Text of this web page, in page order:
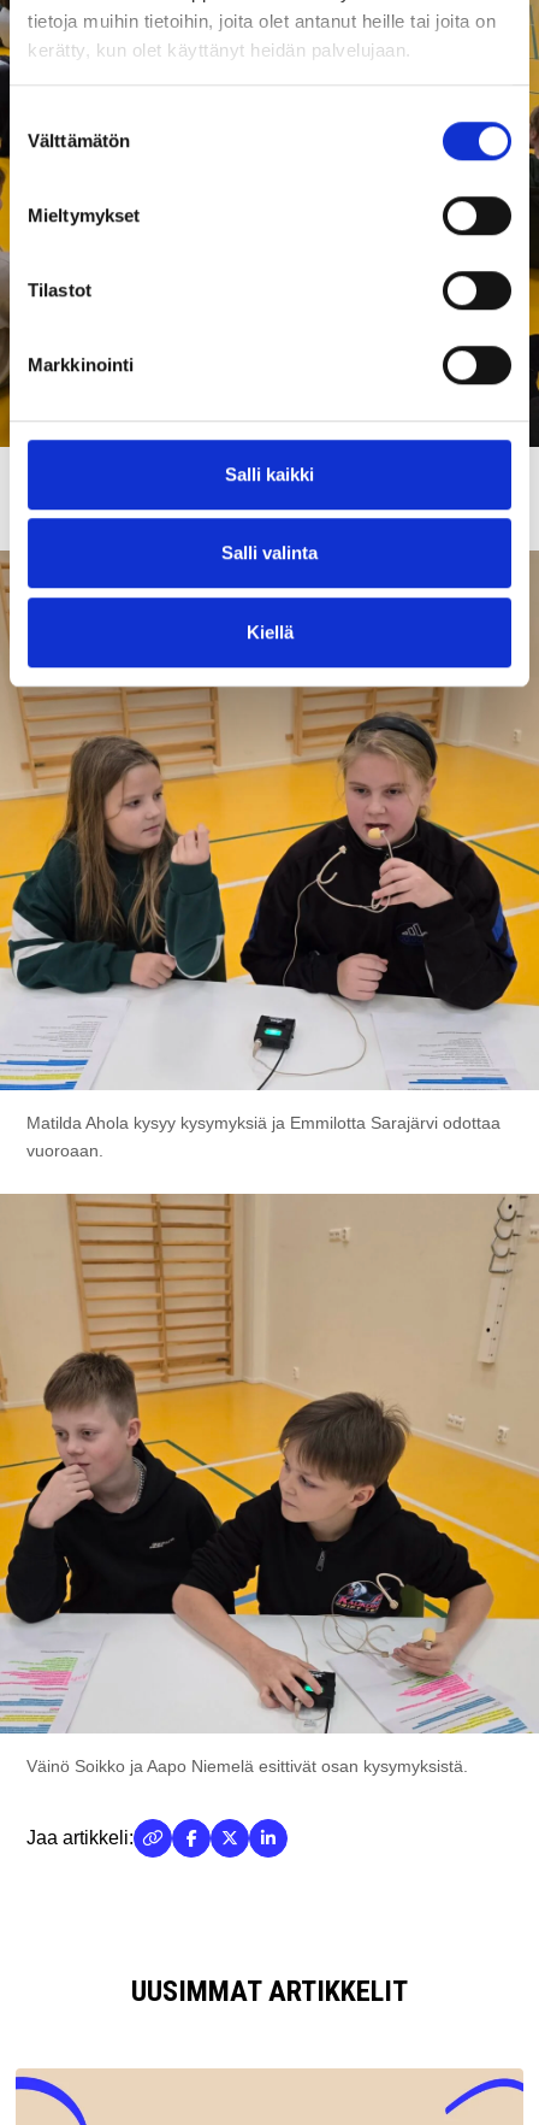
tietoja muihin tietoihin, joita olet antanut heille tai joita on
kerätty, kun olet käyttänyt heidän palvelujaan.
valinta
Välttämätön
Mieltymykset
Tilastot
Markkinointi
Salli kaikki
Salli valinta
Kiellä
Paikalla oli 1.-9. luokkalaiset Ranuan yhtenäiskoulusta ja Kuhan
koulusta.
Matilda Ahola kysyy kysymyksiä ja Emmilotta Sarajärvi odottaa
vuoroaan.
Väinö Soikko ja Aapo Niemelä esittivät osan kysymyksistä.
Jaa artikkeli:
UUSIMMAT ARTIKKELIT